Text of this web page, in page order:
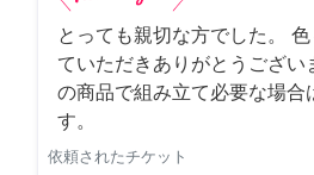
とっても親切な方でした。
ていただきありがとうござい
の商品で組み立て必要な場合
す。
依頼されたチケット